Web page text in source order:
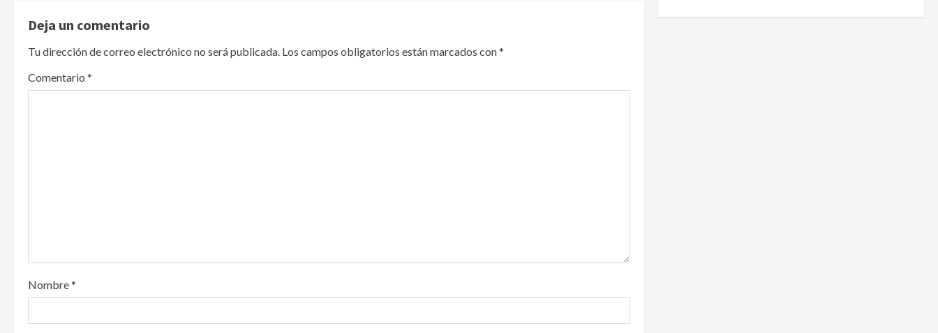
n
a
v
n
Deja un comentario
Tu dirección de correo electrónico no será publicada. Los campos obligatorios están marcados con*
Comentario *
Nombre*